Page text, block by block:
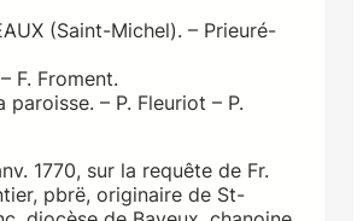
(Saint-Michel). – Prieuré-
F. Froment.
paroisse. – P. Fleuriot – P.
1770, sur la requête de Fr.
pbrë, originaire de St-